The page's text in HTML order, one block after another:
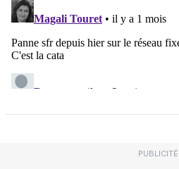
PUBLICITÉ